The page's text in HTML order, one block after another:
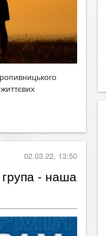
02.03.22, 13:50
- наша